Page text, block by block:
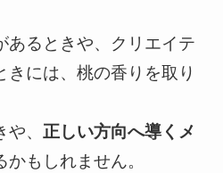
あるときや、クリエイテ
きには、桃の香りを取り
、 正しい方向へ導くメ
もしれません。